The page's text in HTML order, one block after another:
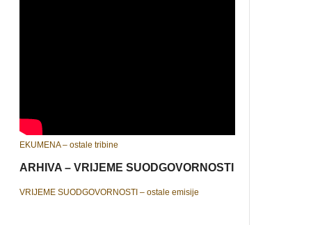
EKUMENA – ostale tribine
ARHIVA – VRIJEME SUODGOVORNOSTI
VRIJEME SUODGOVORNOSTI – ostale emisije